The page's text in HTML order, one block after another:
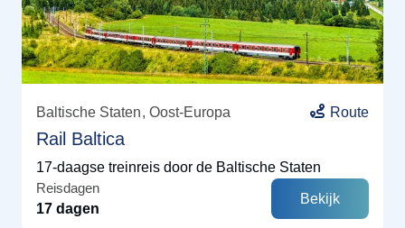
Baltische Staten Oost-Europa Route
Rail Baltica
17-daagse treinreis door de Baltische Staten
Reisdagen
17 dagen
Bekijk